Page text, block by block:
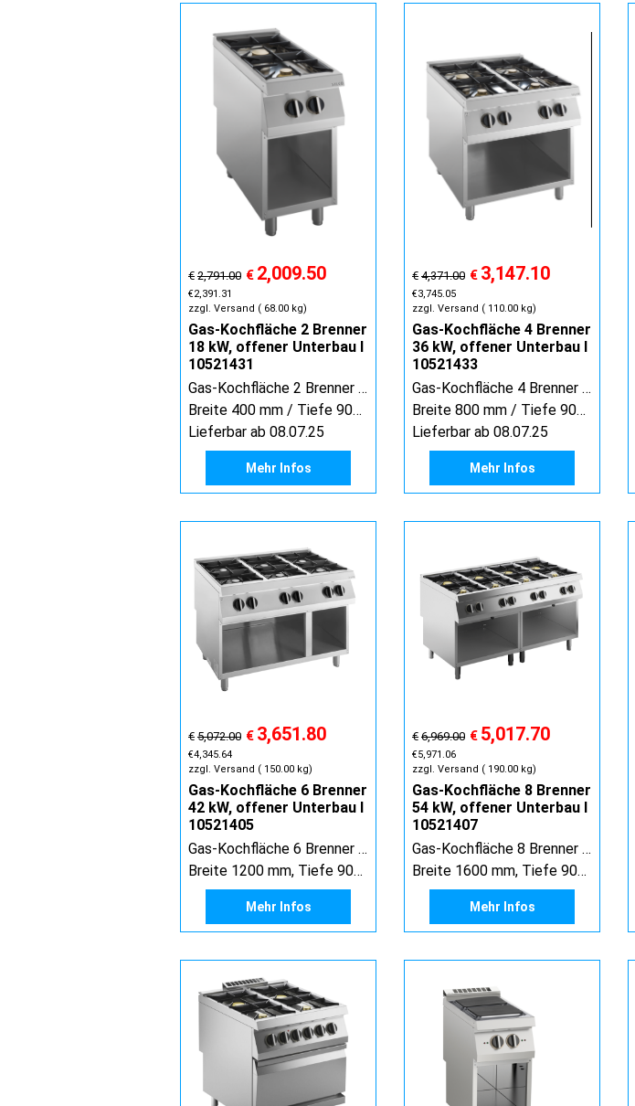
€ 2,791.00 € 2,009.50
€2,391.31
zzgl. Versand
68.00 kg
Gas-Kochfläche 2 Brenner
18 kW, offener Unterbau I
10521431
Gas-Kochfläche 2 Brenner 18 kW, offener Unterbau / 10521431
Breite 400 mm / Tiefe 900 mm / Höhe 900 mm
Lieferbar ab 08.07.25
Mehr Infos
€ 4,371.00 € 3,147.10
€3,745.05
zzgl. Versand
110.00 kg
Gas-Kochfläche 4 Brenner
36 kW, offener Unterbau I
10521433
Gas-Kochfläche 4 Brenner 36 kW, offener Unterbau / 10521433
Breite 800 mm / Tiefe 900 mm / Höhe 900 mm
Lieferbar ab 08.07.25
Mehr Infos
€ 5,072.00 € 3,651.80
€4,345.64
zzgl. Versand
150.00 kg
Gas-Kochfläche 6 Brenner
42 kW, offener Unterbau I
10521405
Gas-Kochfläche 6 Brenner 42 kW, offener Unterbau
Breite 1200 mm, Tiefe 900 mm, Höhe 900 mm
Mehr Infos
€ 6,969.00 € 5,017.70
€5,971.06
zzgl. Versand
190.00 kg
Gas-Kochfläche 8 Brenner
54 kW, offener Unterbau I
10521407
Gas-Kochfläche 8 Brenner 54 kW, offener Unterbau
Breite 1600 mm, Tiefe 900 mm, Höhe 900 mm
Mehr Infos